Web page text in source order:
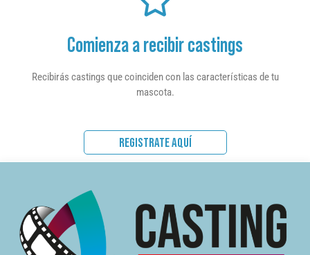
Comienza a recibir castings
Recibirás castings que coinciden con las características de tu
mascota.
REGISTRATE AQUÍ